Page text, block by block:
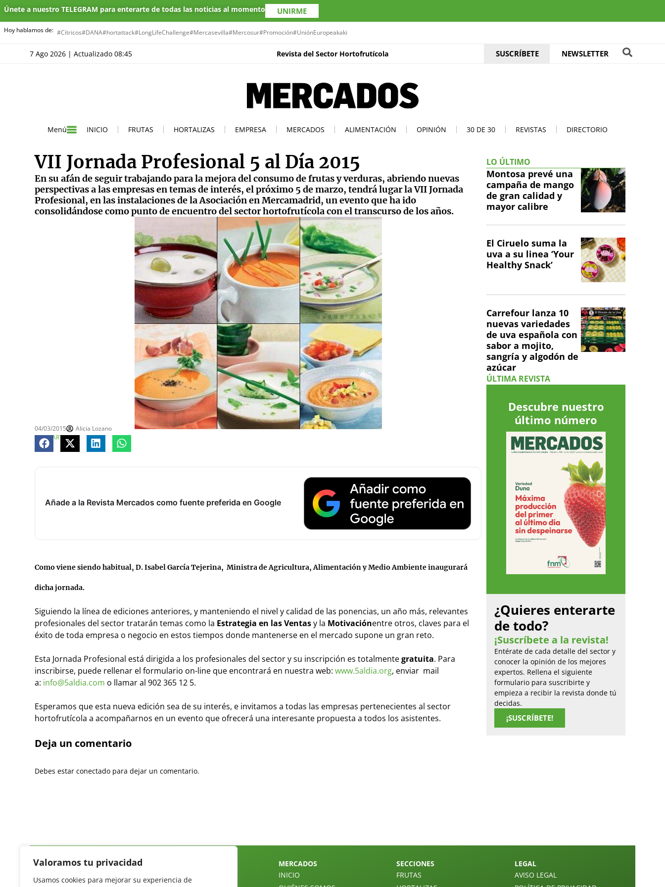
Valoramos tu privacidad
Usamos cookies para mejorar su experiencia de
Únete a nuestro TELEGRAM para enterarte de todas las noticias al momento UNIRME
Hoy hablamos de: #Cítricos#DANA#hortattack#LongLifeChallenge#Mercasevilla#Mercosur#Promoción#UniónEuropeakaki
7 Ago 2026 | Actualizado 08:45 Revista del Sector Hortofrutícola SUSCRÍBETE NEWSLETTER
Menú INICIO FRUTAS HORTALIZAS EMPRESA MERCADOS ALIMENTACIÓN OPINIÓN 30 DE 30 REVISTAS DIRECTORIO
VII Jornada Profesional 5 al Día 2015
En su afán de seguir trabajando para la mejora del consumo de frutas y verduras, abriendo nuevas
perspectivas a las empresas en temas de interés, el próximo 5 de marzo, tendrá lugar la VII Jornada
Profesional, en las instalaciones de la Asociación en Mercamadrid, un evento que ha ido
consolidándose como punto de encuentro del sector hortofrutícola con el transcurso de los años.
04/03/2015
Alicia Lozano
COMPARTE
Añade a la Revista Mercados como fuente preferida en Google
Como viene siendo habitual, D. Isabel García Tejerina, Ministra de Agricultura, Alimentación y Medio Ambiente inaugurará
dicha jornada.
Siguiendo la línea de ediciones anteriores, y manteniendo el nivel y calidad de las ponencias, un año más, relevantes
profesionales del sector tratarán temas como la Estrategia en las Ventasy la Motivaciónentre otros, claves para el
éxito de toda empresa o negocio en estos tiempos donde mantenerse en el mercado supone un gran reto.
Esta Jornada Profesional está dirigida a los profesionales del sector y su inscripción es totalmentegratuita. Para
inscribirse, puede rellenar el formulario on-line que encontrará en nuestra web: www.5aldia.org, enviar mail
a: info@5aldia.com o llamar al 902 365 12 5.
Esperamos que esta nueva edición sea de su interés, e invitamos a todas las empresas pertenecientes al sector
hortofrutícola a acompañarnos en un evento que ofrecerá una interesante propuesta a todos los asistentes.
Deja un comentario
Debes estar conectado para dejar un comentario.
LO ÚLTIMO
Montosa prevé una
campaña de mango
de gran calidad y
mayor calibre
El Ciruelo suma la
uva a su linea ‘Your
Healthy Snack’
Carrefour lanza 10
nuevas variedades
de uva española con
sabor a mojito,
sangría y algodón de
azúcar
ÚLTIMA REVISTA
Descubre nuestro
último número
¿Quieres enterarte
de todo?
¡Suscríbete a la revista!
Entérate de cada detalle del sector y
conocer la opinión de los mejores
expertos. Rellena el siguiente
formulario para suscribirte y
empieza a recibir la revista donde tú
decidas.
¡SUSCRÍBETE!
Revista del Sector Hortofrutícola
MERCADOS
INICIO
SECCIONES
FRUTAS
LEGAL
AVISO LEGAL